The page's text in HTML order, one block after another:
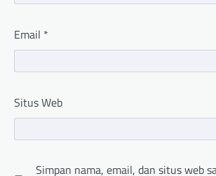
Email *
Situs Web
Simpan nama, email, dan situs web